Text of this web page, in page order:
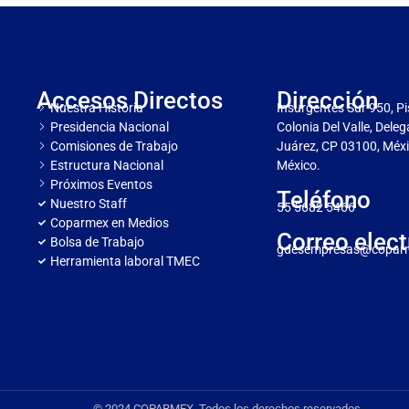
Accesos Directos
Nuestra Historia
Presidencia Nacional
Comisiones de Trabajo
Estructura Nacional
Próximos Eventos
Nuestro Staff
Coparmex en Medios
Bolsa de Trabajo
Herramienta laboral TMEC
Dirección
Insurgentes Sur 950,
Colonia Del Valle,
Juárez, CP 03100,
México.
Teléfono
55 5682 5466
Correo